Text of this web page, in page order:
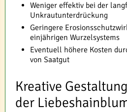
Weniger effektiv bei der
Unkrautunterdrückung
Geringere
einjährigen Wurzelsystems
Eventuell höhere Kosten
von Saatgut
Kreative
der